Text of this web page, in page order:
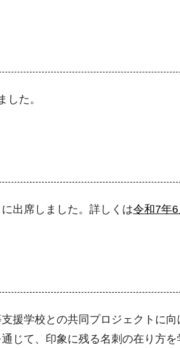
た。
出席しました。詳しくは令和7年
援学校との共同プロジェクトに
じて、印象に残る名刺の在り方